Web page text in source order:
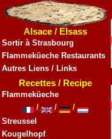
Alsace / Elsass
Sortir à Strasbourg
Flammeküeche Restaurants
Autres Liens / Links
Recettes / Recipe
Flammeküeche
/
/
/
Streussel
Kougelhopf